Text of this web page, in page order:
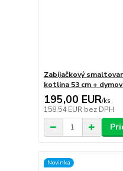
Zabíjačkový
kotlina 53 cm +
195,00 EUR/ks
158,54 EUR bez DPH
Novinka